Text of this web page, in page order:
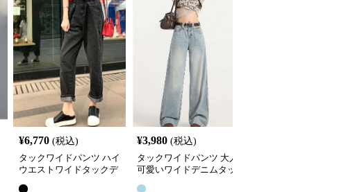
¥6,770 (税込)
タックワイドパンツ ハイ
ウエストワイドタックデ
¥3,980 (税込)
タックワイドパンツ 大人
可愛いワイドデニムタッ